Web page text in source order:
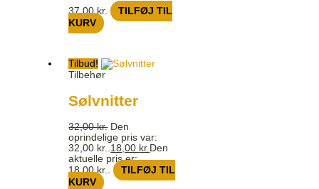
37,00kr.
TILFØJ TIL
KURV
Tilbud!
Tilbehør
Sølvnitter
32,00kr. Den
oprindelige pris var:
32,00 kr..18,00 kr. Den
aktuelle pris er:
18,00 kr..
TILFØJ TIL
KURV